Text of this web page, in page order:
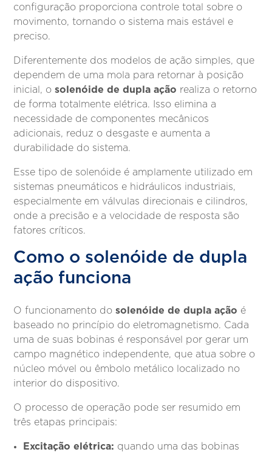
configuração proporciona controle total sobre o
movimento, tornando o sistema mais estável e
preciso.
Diferentemente dos modelos de ação simples, que
dependem de uma mola para retornar à posição
inicial, osolenóide de dupla ação realiza o retorno
de forma totalmente elétrica. Isso elimina a
necessidade de componentes mecânicos
adicionais, reduz o desgaste e aumenta a
durabilidade do sistema.
Esse tipo de solenóide é amplamente utilizado em
sistemas pneumáticos e hidráulicos industriais,
especialmente em válvulas direcionais e cilindros,
onde a precisão e a velocidade de resposta são
fatores críticos.
Como o solenóide de dupla
ação funciona
O funcionamento dosolenóide de dupla ação é
baseado no princípio do eletromagnetismo. Cada
uma de suas bobinas é responsável por gerar um
campo magnético independente, que atua sobre o
núcleo móvel ou êmbolo metálico localizado no
interior do dispositivo.
O processo de operação pode ser resumido em
três etapas principais:
Excitação elétrica: quando uma das bobinas